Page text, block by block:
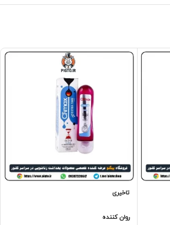
تاخیری
روان کننده